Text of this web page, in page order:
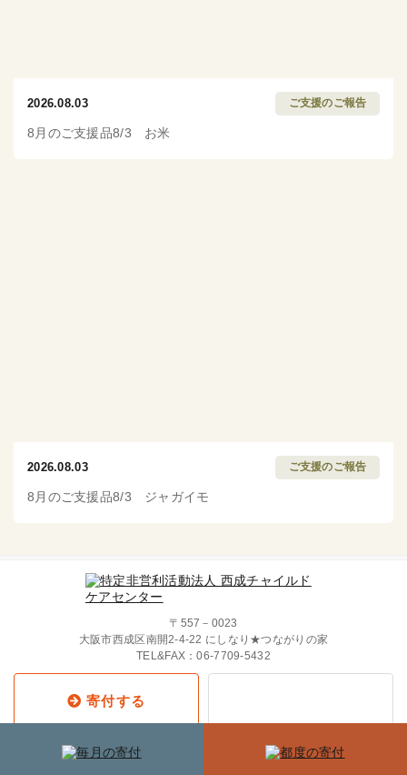
2026.08.03 ご支援のご報告
8月のご支援品8/3 お米
2026.08.03 ご支援のご報告
8月のご支援品8/3 ジャガイモ
〒557－0023
大阪市西成区南開2-4-22 にしなり★つながりの家
TEL&FAX：06-7709-5432
寄付する
Copyright © 2019 西成チャイルド・
ケア・センター All Rights Reserved.